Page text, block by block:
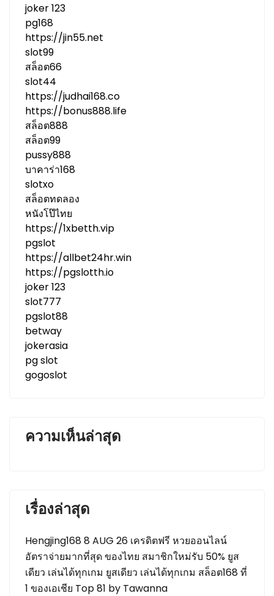
joker 123
pg168
https://jin55.net
slot99
สล็อต66
slot44
https://judhai168.co
https://bonus888.life
สล็อต888
สล็อต99
pussy888
บาคาร่า168
slotxo
สล็อตทดลอง
หนังโป๊ไทย
https://1xbetth.vip
pgslot
https://allbet24hr.win
https://pgslotth.io
joker 123
slot777
pgslot88
betway
jokerasia
pg slot
gogoslot
ความเห็นล่าสุด
เรื่องล่าสุด
Hengjing168 8 AUG 26 เครดิตฟรี หวยออนไลน์
อัตราจ่ายมากที่สุด ของไทย สมาชิกใหม่รับ 50% ยูส
เดียว เล่นได้ทุกเกม ยูสเดียว เล่นได้ทุกเกม สล็อต168 ที่
1 ของเอเชีย Top 81 by Tawanna